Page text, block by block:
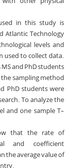
in this study is
Atlantic Technology
levels and
used to collect data.
and PhD students
sampling method
PhD students were
To analyze the
and one sample T-
that the rate of
and coefficient
the average value of